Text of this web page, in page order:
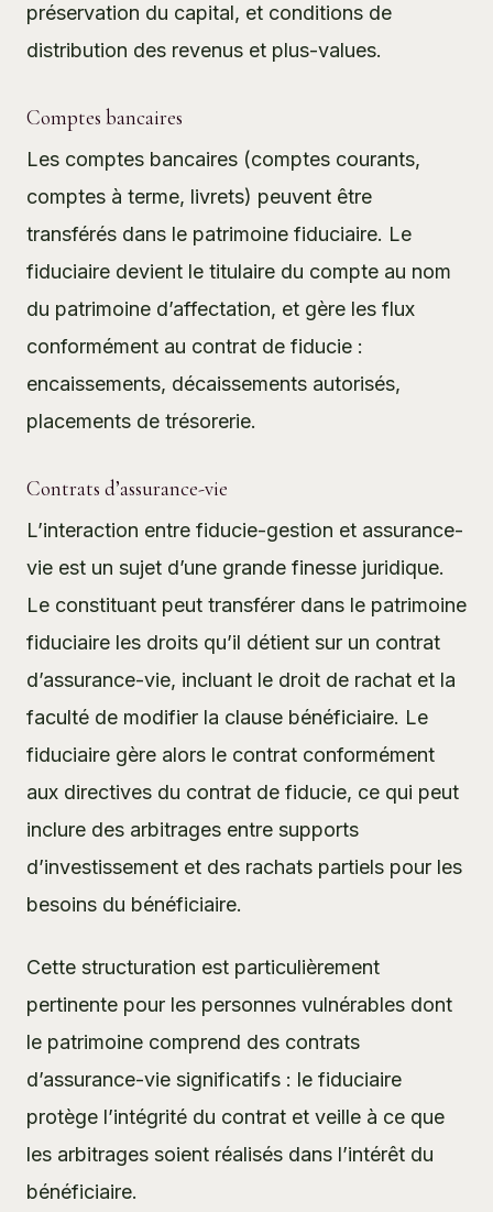
préservation du capital, et conditions de
distribution des revenus et plus-values.
Comptes bancaires
Les comptes bancaires (comptes courants,
comptes à terme, livrets) peuvent être
transférés dans le patrimoine fiduciaire. Le
fiduciaire devient le titulaire du compte au nom
du patrimoine d’affectation, et gère les flux
conformément au contrat de fiducie :
encaissements, décaissements autorisés,
placements de trésorerie.
Contrats d’assurance-vie
L’interaction entre fiducie-gestion et assurance-
vie est un sujet d’une grande finesse juridique.
Le constituant peut transférer dans le patrimoine
fiduciaire les droits qu’il détient sur un contrat
d’assurance-vie, incluant le droit de rachat et la
faculté de modifier la clause bénéficiaire. Le
fiduciaire gère alors le contrat conformément
aux directives du contrat de fiducie, ce qui peut
inclure des arbitrages entre supports
d’investissement et des rachats partiels pour les
besoins du bénéficiaire.
Cette structuration est particulièrement
pertinente pour les personnes vulnérables dont
le patrimoine comprend des contrats
d’assurance-vie significatifs : le fiduciaire
protège l’intégrité du contrat et veille à ce que
les arbitrages soient réalisés dans l’intérêt du
bénéficiaire.